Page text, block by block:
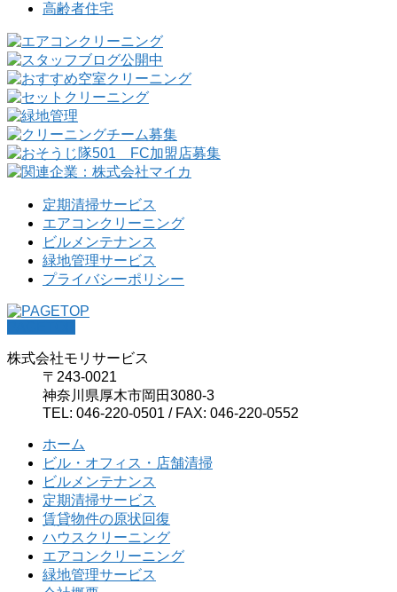
高齢者住宅
定期清掃サービス
エアコンクリーニング
ビルメンテナンス
緑地管理サービス
プライバシーポリシー
株式会社モリサービス
〒243-0021
神奈川県厚木市岡田3080-3
TEL: 046-220-0501 / FAX: 046-220-0552
ホーム
ビル・オフィス・店舗清掃
ビルメンテナンス
定期清掃サービス
賃貸物件の原状回復
ハウスクリーニング
エアコンクリーニング
緑地管理サービス